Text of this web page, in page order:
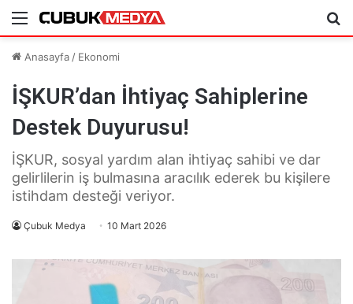
Menü
Anasayfa / Ekonomi
İŞKUR’dan İhtiyaç Sahiplerine
Destek Duyurusu!
İŞKUR, sosyal yardım alan ihtiyaç sahibi ve dar
gelirlilerin iş bulmasına aracılık ederek bu kişilere
istihdam desteği veriyor.
Çubuk Medya 10 Mart 2026